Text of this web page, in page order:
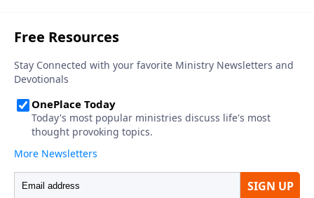
la solución al comienza con nosotros, no con ellos.
Nuestra supervivencia comienza con una declaración
de dependencia. Específicamente, una dependencia